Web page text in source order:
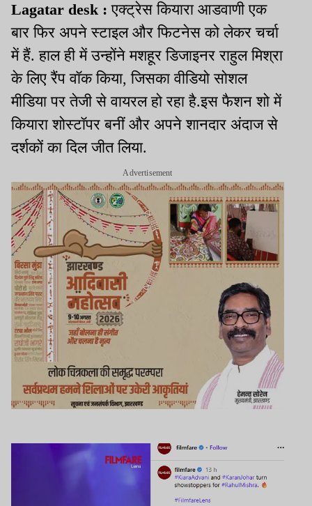
Lagatar desk : एक्ट्रेस कियारा आडवाणी एक
बार फिर अपने स्टाइल और फिटनेस को लेकर चर्चा
में हैं. हाल ही में उन्होंने मशहूर डिजाइनर राहुल मिश्रा
के लिए रैंप वॉक किया, जिसका वीडियो सोशल
मीडिया पर तेजी से वायरल हो रहा है.इस फैशन शो में
कियारा शोस्टॉपर बनीं और अपने शानदार अंदाज से
दर्शकों का दिल जीत लिया.
Advertisement